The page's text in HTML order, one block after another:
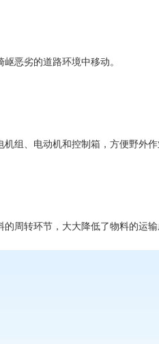
恶劣的道路环境中移动。
、电动机和控制箱，方便野外作
周转环节，大大降低了物料的运输